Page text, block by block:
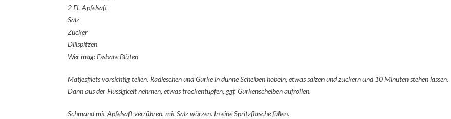
2 EL Apfelsaft
Salz
Zucker
Dillspitzen
Wer mag: Essbare Blüten
Matjesfilets vorsichtig teilen. Radieschen und Gurke in dünne Scheiben hobeln, etwas salzen und zuckern und 10 Minuten stehen lassen.
Dann aus der Flüssigkeit nehmen, etwas trockentupfen, ggf. Gurkenscheiben aufrollen.
Schmand mit Apfelsaft verrühren, mit Salz würzen. In eine Spritzflasche füllen.